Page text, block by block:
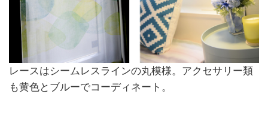
レースはシームレスラインの丸模様。アクセサリー類
も黄色とブルーでコーディネート。